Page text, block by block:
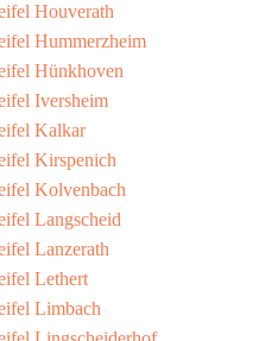
Houverath
Hummerzheim
Hünkhoven
Iversheim
Kalkar
Kirspenich
Kolvenbach
Langscheid
Lanzerath
Lethert
Limbach